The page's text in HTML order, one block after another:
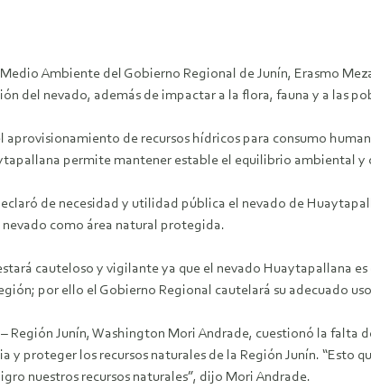
Ambiente del Gobierno Regional de Junín, Erasmo
del nevado, además de impactar a la flora, fauna y a las
de recursos hídricos para consumo
permite mantener estable el equilibrio ambiental
de necesidad y utilidad pública el nevado de
como área natural protegida.
cauteloso y vigilante ya que el nevado Huaytapallana
por ello el Gobierno Regional cautelará su adecuado
Región Junín, Washington Mori Andrade, cuestionó la falta
proteger los recursos naturales de la Región Junín. “Esto
nuestros recursos naturales”, dijo Mori Andrade.